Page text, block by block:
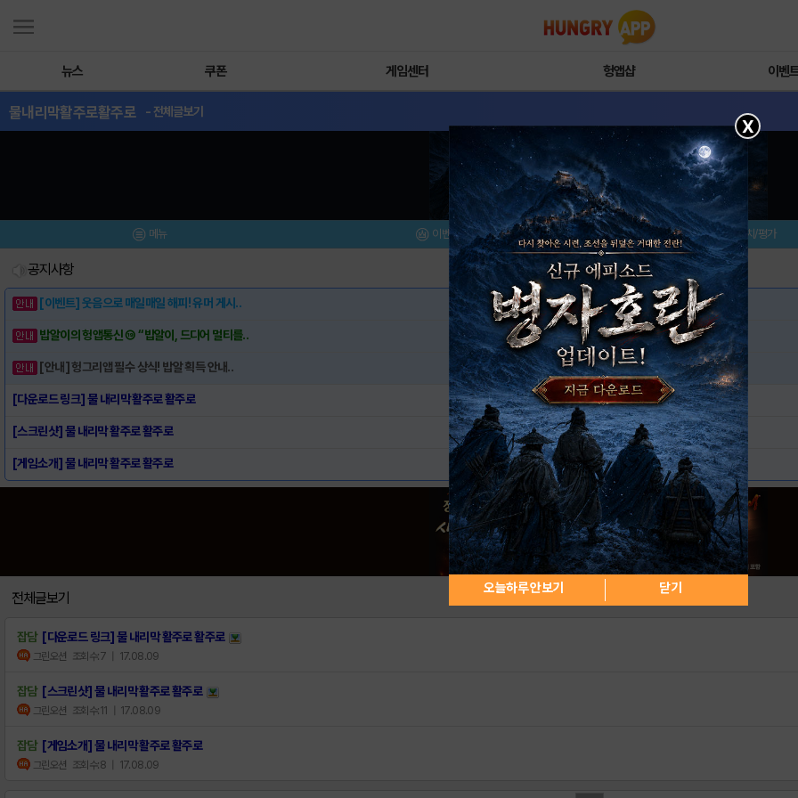
뉴스 쿠폰 게임센터 헝앱샵 이벤
물내리막활주로활주로 - 전체글보기
메뉴 이벤트/미션 설치/평가
공지사항
[이벤트] 웃음으로 매일매일 해피! 유머 게시..
밥알이의 헝앱통신 ⑲ “밥알이, 드디어 멀티를..
[안내] 헝그리앱 필수 상식! 밥알 획득 안내..
[다운로드 링크] 물 내리막 활주로 활주로
[스크린샷] 물 내리막 활주로 활주로
[게임소개] 물 내리막 활주로 활주로
전체글보기
잡담 [다운로드 링크] 물 내리막 활주로 활주로
그린오션 조회수:7 | 17.08.09
잡담 [스크린샷] 물 내리막 활주로 활주로
그린오션 조회수:11 | 17.08.09
잡담 [게임소개] 물 내리막 활주로 활주로
그린오션 조회수:8 | 17.08.09
X
오늘하루 안보기 닫기